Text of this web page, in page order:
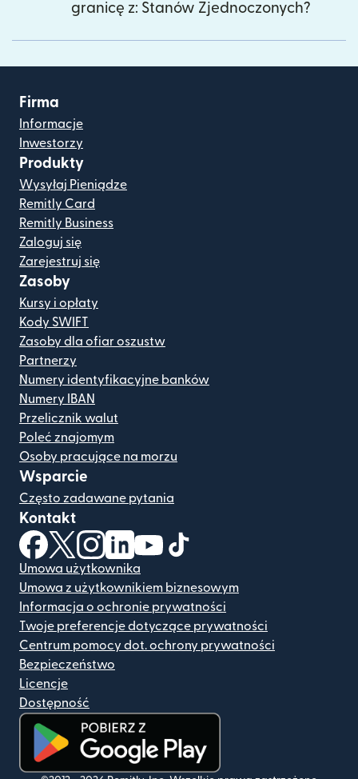
granicę z: Stanów Zjednoczonych?
Firma
Informacje
Inwestorzy
Produkty
Wysyłaj Pieniądze
Remitly Card
Remitly Business
Zaloguj się
Zarejestruj się
Zasoby
Kursy i opłaty
Kody SWIFT
Zasoby dla ofiar oszustw
Partnerzy
Numery identyfikacyjne banków
Numery IBAN
Przelicznik walut
Poleć znajomym
Osoby pracujące na morzu
Wsparcie
Często zadawane pytania
Kontakt
(otwiera się w nowym oknie)
(otwiera się w nowym oknie)
(otwiera się w nowym oknie)
(otwiera się w nowym oknie)
(otwiera się w nowym oknie)
Umowa użytkownika
Umowa z użytkownikiem biznesowym
Informacja o ochronie prywatności
Twoje preferencje dotyczące prywatności
Centrum pomocy dot. ochrony prywatności
Bezpieczeństwo
Licencje
Dostępność